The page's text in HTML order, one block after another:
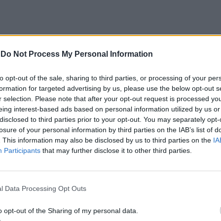
Do Not Process My Personal Information
opt-out of the sale, sharing to third parties, or processing of your
for targeted advertising by us, please use the below opt-out
selection. Please note that after your opt-out request is processed
interest-based ads based on personal information utilized by us
to third parties prior to your opt-out. You may separately
of your personal information by third parties on the IAB’s list of
This information may also be disclosed by us to third parties on the
Participants that may further disclose it to other third parties.
Data Processing Opt Outs
opt-out of the Sharing of my personal data.
por não o ter disponível mensalmente para
«nos últimos anos», confessou que «as empresas
equipas», desde «o anterior Governo».
privado tem vindo a fazer, no sentido de
vez mais premiarmos os trabalhadores».
para a «componente fiscal das empresas», já